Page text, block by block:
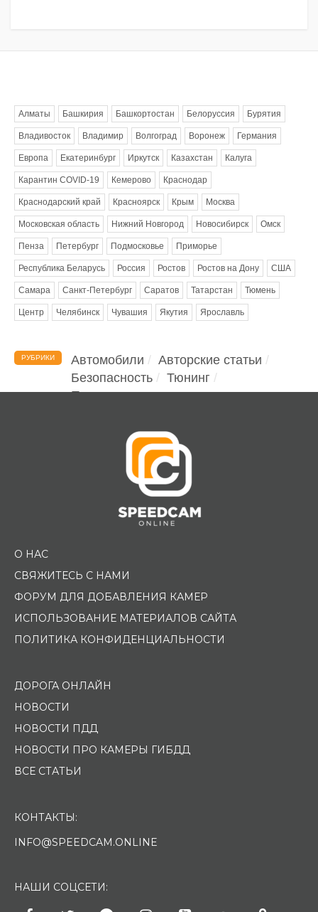
Алматы Башкирия Башкортостан Белоруссия Бурятия
Владивосток Владимир Волгоград Воронеж Германия
Европа Екатеринбург Иркутск Казахстан Калуга
Карантин COVID-19 Кемерово Краснодар
Краснодарский край Красноярск Крым Москва
Московская область Нижний Новгород Новосибирск Омск
Пенза Петербург Подмосковье Приморье
Республика Беларусь Россия Ростов Ростов на Дону США
Самара Санкт-Петербург Саратов Татарстан Тюмень
Центр Челябинск Чувашия Якутия Ярославль
РУБРИКИ Автомобили
Авторские статьи
Безопасность
Тюнинг
Помощь водителю
О НАС
СВЯЖИТЕСЬ С НАМИ
ФОРУМ ДЛЯ ДОБАВЛЕНИЯ КАМЕР
ИСПОЛЬЗОВАНИЕ МАТЕРИАЛОВ САЙТА
ПОЛИТИКА КОНФИДЕНЦИАЛЬНОСТИ
ДОРОГА ОНЛАЙН
НОВОСТИ
НОВОСТИ ПДД
НОВОСТИ ПРО КАМЕРЫ ГИБДД
ВСЕ СТАТЬИ
КОНТАКТЫ:
INFO@SPEEDCAM.ONLINE
НАШИ СОЦСЕТИ: